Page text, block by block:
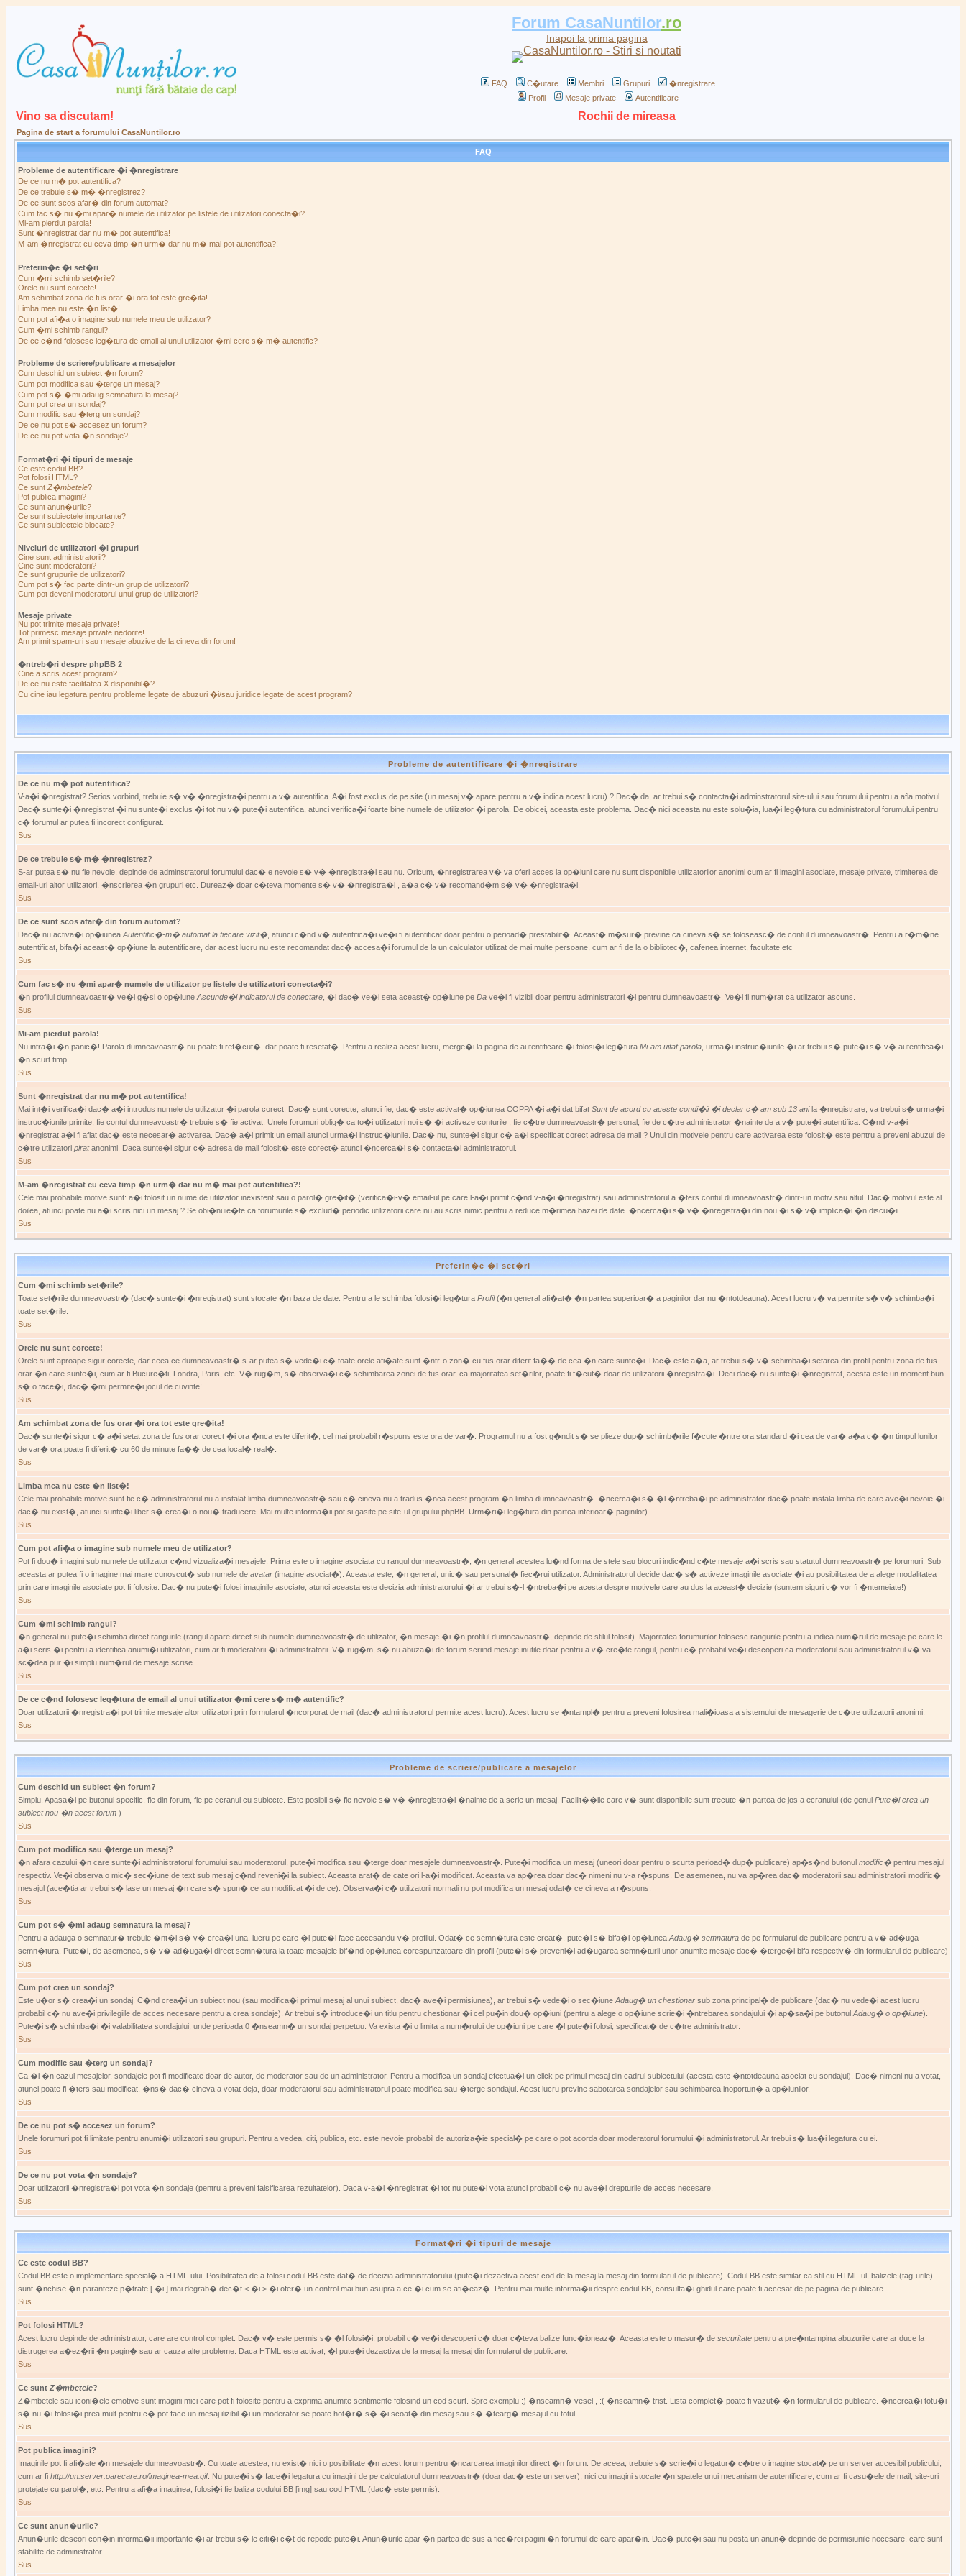
Forum CasaNuntilor.ro
Inapoi la prima pagina
FAQ C�utare Membri Grupuri
�nregistrare
Profil
Mesaje private Autentificare
Vino sa discutam! Rochii de mireasa
Pagina de start a forumului CasaNuntilor.ro
FAQ
Probleme de autentificare �i �nregistrare
De ce nu m� pot autentifica?
De ce trebuie s� m� �nregistrez?
De ce sunt scos afar� din forum automat?
Cum fac s� nu �mi apar� numele de utilizator pe listele de utilizatori conecta�i?
Mi-am pierdut parola!
Sunt �nregistrat dar nu m� pot autentifica!
M-am �nregistrat cu ceva timp �n urm� dar nu m� mai pot autentifica?!
Preferin�e �i set�ri
Cum �mi schimb set�rile?
Orele nu sunt corecte!
Am schimbat zona de fus orar �i ora tot este gre�ita!
Limba mea nu este �n list�!
Cum pot afi�a o imagine sub numele meu de utilizator?
Cum �mi schimb rangul?
De ce c�nd folosesc leg�tura de email al unui utilizator �mi cere s� m� autentific?
Probleme de scriere/publicare a mesajelor
Cum deschid un subiect �n forum?
Cum pot modifica sau �terge un mesaj?
Cum pot s� �mi adaug semnatura la mesaj?
Cum pot crea un sondaj?
Cum modific sau �terg un sondaj?
De ce nu pot s� accesez un forum?
De ce nu pot vota �n sondaje?
Format�ri �i tipuri de mesaje
Ce este codul BB?
Pot folosi HTML?
Ce sunt Z�mbetele?
Pot publica imagini?
Ce sunt anun�urile?
Ce sunt subiectele importante?
Ce sunt subiectele blocate?
Niveluri de utilizatori �i grupuri
Cine sunt administratorii?
Cine sunt moderatorii?
Ce sunt grupurile de utilizatori?
Cum pot s� fac parte dintr-un grup de utilizatori?
Cum pot deveni moderatorul unui grup de utilizatori?
Mesaje private
Nu pot trimite mesaje private!
Tot primesc mesaje private nedorite!
Am primit spam-uri sau mesaje abuzive de la cineva din forum!
�ntreb�ri despre phpBB 2
Cine a scris acest program?
De ce nu este facilitatea X disponibil�?
Cu cine iau legatura pentru probleme legate de abuzuri �i/sau juridice legate de acest program?
Probleme de autentificare �i �nregistrare
De ce nu m� pot autentifica?
V-a�i �nregistrat? Serios vorbind, trebuie s� v� �nregistra�i pentru a v� autentifica. A�i fost exclus de pe site (un mesaj v� apare pentru a v� indica acest lucru) ? Dac� da, ar trebui s� contacta�i adminstratorul site-ului sau forumului pentru a afla motivul.
Dac� sunte�i �nregistrat �i nu sunte�i exclus �i tot nu v� pute�i autentifica, atunci verifica�i foarte bine numele de utilizator �i parola. De obicei, aceasta este problema. Dac� nici aceasta nu este solu�ia, lua�i leg�tura cu administratorul forumului pentru
c� forumul ar putea fi incorect configurat.
Sus
De ce trebuie s� m� �nregistrez?
S-ar putea s� nu fie nevoie, depinde de adminstratorul forumului dac� e nevoie s� v� �nregistra�i sau nu. Oricum, �nregistrarea v� va oferi acces la op�iuni care nu sunt disponibile utilizatorilor anonimi cum ar fi imagini asociate, mesaje private, trimiterea de
email-uri altor utilizatori, �nscrierea �n grupuri etc. Dureaz� doar c�teva momente s� v� �nregistra�i , a�a c� v� recomand�m s� v� �nregistra�i.
Sus
De ce sunt scos afar� din forum automat?
Dac� nu activa�i op�iunea Autentific�-m� automat la fiecare vizit� , atunci c�nd v� autentifica�i ve�i fi autentificat doar pentru o perioad� prestabilit�. Aceast� m�sur� previne ca cineva s� se foloseasc� de contul dumneavoastr�. Pentru a r�m�ne
autentificat, bifa�i aceast� op�iune la autentificare, dar acest lucru nu este recomandat dac� accesa�i forumul de la un calculator utilizat de mai multe persoane, cum ar fi de la o bibliotec�, cafenea internet, facultate etc
Sus
Cum fac s� nu �mi apar� numele de utilizator pe listele de utilizatori conecta�i?
�n profilul dumneavoastr� ve�i g�si o op�iune Ascunde�i indicatorul de conectare , �i dac� ve�i seta aceast� op�iune pe Da ve�i fi vizibil doar pentru administratori �i pentru dumneavoastr�. Ve�i fi num�rat ca utilizator ascuns.
Sus
Mi-am pierdut parola!
Nu intra�i �n panic�! Parola dumneavoastr� nu poate fi ref�cut�, dar poate fi resetat�. Pentru a realiza acest lucru, merge�i la pagina de autentificare �i folosi�i leg�tura Mi-am uitat parola , urma�i instruc�iunile �i ar trebui s� pute�i s� v� autentifica�i
�n scurt timp.
Sus
Sunt �nregistrat dar nu m� pot autentifica!
Mai int�i verifica�i dac� a�i introdus numele de utilizator �i parola corect. Dac� sunt corecte, atunci fie, dac� este activat� op�iunea COPPA �i a�i dat bifat Sunt de acord cu aceste condi�ii �i declar c� am sub 13 anila �nregistrare, va trebui s� urma�i
instruc�iunile primite, fie contul dumneavoastr� trebuie s� fie activat. Unele forumuri oblig� ca to�i utilizatori noi s� �i activeze conturile , fie c�tre dumneavoastr� personal, fie de c�tre administrator �nainte de a v� pute�i autentifica. C�nd v-a�i
�nregistrat a�i fi aflat dac� este necesar� activarea. Dac� a�i primit un email atunci urma�i instruc�iunile. Dac� nu, sunte�i sigur c� a�i specificat corect adresa de mail ? Unul din motivele pentru care activarea este folosit� este pentru a preveni abuzul de
c�tre utilizatori piratanonimi. Daca sunte�i sigur c� adresa de mail folosit� este corect� atunci �ncerca�i s� contacta�i administratorul.
Sus
M-am �nregistrat cu ceva timp �n urm� dar nu m� mai pot autentifica?!
Cele mai probabile motive sunt: a�i folosit un nume de utilizator inexistent sau o parol� gre�it� (verifica�i-v� email-ul pe care l-a�i primit c�nd v-a�i �nregistrat) sau administratorul a �ters contul dumneavoastr� dintr-un motiv sau altul. Dac� motivul este al
doilea, atunci poate nu a�i scris nici un mesaj ? Se obi�nuie�te ca forumurile s� exclud� periodic utilizatorii care nu au scris nimic pentru a reduce m�rimea bazei de date. �ncerca�i s� v� �nregistra�i din nou �i s� v� implica�i �n discu�ii.
Sus
Preferin�e �i set�ri
Cum �mi schimb set�rile?
Toate set�rile dumneavoastr� (dac� sunte�i �nregistrat) sunt stocate �n baza de date. Pentru a le schimba folosi�i leg�tura Profil(�n general afi�at� �n partea superioar� a paginilor dar nu �ntotdeauna). Acest lucru v� va permite s� v� schimba�i
toate set�rile.
Sus
Orele nu sunt corecte!
Orele sunt aproape sigur corecte, dar ceea ce dumneavoastr� s-ar putea s� vede�i c� toate orele afi�ate sunt �ntr-o zon� cu fus orar diferit fa�� de cea �n care sunte�i. Dac� este a�a, ar trebui s� v� schimba�i setarea din profil pentru zona de fus
orar �n care sunte�i, cum ar fi Bucure�ti, Londra, Paris, etc. V� rug�m, s� observa�i c� schimbarea zonei de fus orar, ca majoritatea set�rilor, poate fi f�cut� doar de utilizatorii �nregistra�i. Deci dac� nu sunte�i �nregistrat, acesta este un moment bun
s� o face�i, dac� �mi permite�i jocul de cuvinte!
Sus
Am schimbat zona de fus orar �i ora tot este gre�ita!
Dac� sunte�i sigur c� a�i setat zona de fus orar corect �i ora �nca este diferit�, cel mai probabil r�spuns este ora de var�. Programul nu a fost g�ndit s� se plieze dup� schimb�rile f�cute �ntre ora standard �i cea de var� a�a c� �n timpul lunilor
de var� ora poate fi diferit� cu 60 de minute fa�� de cea local� real�.
Sus
Limba mea nu este �n list�!
Cele mai probabile motive sunt fie c� administratorul nu a instalat limba dumneavoastr� sau c� cineva nu a tradus �nca acest program �n limba dumneavoastr�. �ncerca�i s� �l �ntreba�i pe administrator dac� poate instala limba de care ave�i nevoie �i
dac� nu exist�, atunci sunte�i liber s� crea�i o nou� traducere. Mai multe informa�ii pot si gasite pe site-ul grupului phpBB. Urm�ri�i leg�tura din partea inferioar� paginilor)
Sus
Cum pot afi�a o imagine sub numele meu de utilizator?
Pot fi dou� imagini sub numele de utilizator c�nd vizualiza�i mesajele. Prima este o imagine asociata cu rangul dumneavoastr�, �n general acestea lu�nd forma de stele sau blocuri indic�nd c�te mesaje a�i scris sau statutul dumneavoastr� pe forumuri. Sub
aceasta ar putea fi o imagine mai mare cunoscut� sub numele de avatar (imagine asociat�). Aceasta este, �n general, unic� sau personal� fiec�rui utilizator. Administratorul decide dac� s� activeze imaginile asociate �i au posibilitatea de a alege modalitatea
prin care imaginile asociate pot fi folosite. Dac� nu pute�i folosi imaginile asociate, atunci aceasta este decizia administratorului �i ar trebui s�-l �ntreba�i pe acesta despre motivele care au dus la aceast� decizie (suntem siguri c� vor fi �ntemeiate!)
Sus
Cum �mi schimb rangul?
�n general nu pute�i schimba direct rangurile (rangul apare direct sub numele dumneavoastr� de utilizator, �n mesaje �i �n profilul dumneavoastr�, depinde de stilul folosit). Majoritatea forumurilor folosesc rangurile pentru a indica num�rul de mesaje pe care le-
a�i scris �i pentru a identifica anumi�i utilizatori, cum ar fi moderatorii �i administratorii. V� rug�m, s� nu abuza�i de forum scriind mesaje inutile doar pentru a v� cre�te rangul, pentru c� probabil ve�i descoperi ca moderatorul sau administratorul v� va
sc�dea pur �i simplu num�rul de mesaje scrise.
Sus
De ce c�nd folosesc leg�tura de email al unui utilizator �mi cere s� m� autentific?
Doar utilizatorii �nregistra�i pot trimite mesaje altor utilizatori prin formularul �ncorporat de mail (dac� administratorul permite acest lucru). Acest lucru se �ntampl� pentru a preveni folosirea mali�ioasa a sistemului de mesagerie de c�tre utilizatorii anonimi.
Sus
Probleme de scriere/publicare a mesajelor
Cum deschid un subiect �n forum?
Simplu. Apasa�i pe butonul specific, fie din forum, fie pe ecranul cu subiecte. Este posibil s� fie nevoie s� v� �nregistra�i �nainte de a scrie un mesaj. Facilit��ile care v� sunt disponibile sunt trecute �n partea de jos a ecranului (de genul Pute�i crea un
subiect nou �n acest forum )
Sus
Cum pot modifica sau �terge un mesaj?
�n afara cazului �n care sunte�i administratorul forumului sau moderatorul, pute�i modifica sau �terge doar mesajele dumneavoastr�. Pute�i modifica un mesaj (uneori doar pentru o scurta perioad� dup� publicare) ap�s�nd butonul modific� pentru mesajul
respectiv. Ve�i observa o mic� sec�iune de text sub mesaj c�nd reveni�i la subiect. Aceasta arat� de cate ori l-a�i modificat. Aceasta va ap�rea doar dac� nimeni nu v-a r�spuns. De asemenea, nu va ap�rea dac� moderatorii sau administratorii modific�
mesajul (ace�tia ar trebui s� lase un mesaj �n care s� spun� ce au modificat �i de ce). Observa�i c� utilizatorii normali nu pot modifica un mesaj odat� ce cineva a r�spuns.
Sus
Cum pot s� �mi adaug semnatura la mesaj?
Pentru a adauga o semnatur� trebuie �nt�i s� v� crea�i una, lucru pe care �l pute�i face accesandu-v� profilul. Odat� ce semn�tura este creat�, pute�i s� bifa�i op�iunea Adaug� semnatura de pe formularul de publicare pentru a v� ad�uga
semn�tura. Pute�i, de asemenea, s� v� ad�uga�i direct semn�tura la toate mesajele bif�nd op�iunea corespunzatoare din profil (pute�i s� preveni�i ad�ugarea semn�turii unor anumite mesaje dac� �terge�i bifa respectiv� din formularul de publicare)
Sus
Cum pot crea un sondaj?
Este u�or s� crea�i un sondaj. C�nd crea�i un subiect nou (sau modifica�i primul mesaj al unui subiect, dac� ave�i permisiunea), ar trebui s� vede�i o sec�iune Adaug� un chestionar sub zona principal� de publicare (dac� nu vede�i acest lucru
probabil c� nu ave�i privilegiile de acces necesare pentru a crea sondaje). Ar trebui s� introduce�i un titlu pentru chestionar �i cel pu�in dou� op�iuni (pentru a alege o op�iune scrie�i �ntrebarea sondajului �i ap�sa�i pe butonul Adaug� o op�iune).
Pute�i s� schimba�i �i valabilitatea sondajului, unde perioada 0 �nseamn� un sondaj perpetuu. Va exista �i o limita a num�rului de op�iuni pe care �l pute�i folosi, specificat� de c�tre administrator.
Sus
Cum modific sau �terg un sondaj?
Ca �i �n cazul mesajelor, sondajele pot fi modificate doar de autor, de moderator sau de un administrator. Pentru a modifica un sondaj efectua�i un click pe primul mesaj din cadrul subiectului (acesta este �ntotdeauna asociat cu sondajul). Dac� nimeni nu a votat,
atunci poate fi �ters sau modificat, �ns� dac� cineva a votat deja, doar moderatorul sau administratorul poate modifica sau �terge sondajul. Acest lucru previne sabotarea sondajelor sau schimbarea inoportun� a op�iunilor.
Sus
De ce nu pot s� accesez un forum?
Unele forumuri pot fi limitate pentru anumi�i utilizatori sau grupuri. Pentru a vedea, citi, publica, etc. este nevoie probabil de autoriza�ie special� pe care o pot acorda doar moderatorul forumului �i administratorul. Ar trebui s� lua�i legatura cu ei.
Sus
De ce nu pot vota �n sondaje?
Doar utilizatorii �nregistra�i pot vota �n sondaje (pentru a preveni falsificarea rezultatelor). Daca v-a�i �nregistrat �i tot nu pute�i vota atunci probabil c� nu ave�i drepturile de acces necesare.
Sus
Format�ri �i tipuri de mesaje
Ce este codul BB?
Codul BB este o implementare special� a HTML-ului. Posibilitatea de a folosi codul BB este dat� de decizia administratorului (pute�i dezactiva acest cod de la mesaj la mesaj din formularul de publicare). Codul BB este similar ca stil cu HTML-ul, balizele (tag-urile)
sunt �nchise �n paranteze p�trate [ �i ] mai degrab� dec�t < �i > �i ofer� un control mai bun asupra a ce �i cum se afi�eaz�. Pentru mai multe informa�ii despre codul BB, consulta�i ghidul care poate fi accesat de pe pagina de publicare.
Sus
Pot folosi HTML?
Acest lucru depinde de administrator, care are control complet. Dac� v� este permis s� �l folosi�i, probabil c� ve�i descoperi c� doar c�teva balize func�ioneaz�. Aceasta este o masur� de securitate pentru a pre�ntampina abuzurile care ar duce la
distrugerea a�ez�rii �n pagin� sau ar cauza alte probleme. Daca HTML este activat, �l pute�i dezactiva de la mesaj la mesaj din formularul de publicare.
Sus
Ce sunt Z�mbetele?
Z�mbetele sau iconi�ele emotive sunt imagini mici care pot fi folosite pentru a exprima anumite sentimente folosind un cod scurt. Spre exemplu :) �nseamn� vesel , :( �nseamn� trist. Lista complet� poate fi vazut� �n formularul de publicare. �ncerca�i totu�i
s� nu �i folosi�i prea mult pentru c� pot face un mesaj ilizibil �i un moderator se poate hot�r� s� �i scoat� din mesaj sau s� �tearg� mesajul cu totul.
Sus
Pot publica imagini?
Imaginile pot fi afi�ate �n mesajele dumneavoastr�. Cu toate acestea, nu exist� nici o posibilitate �n acest forum pentru �ncarcarea imaginilor direct �n forum. De aceea, trebuie s� scrie�i o legatur� c�tre o imagine stocat� pe un server accesibil publicului,
cum ar fi http://un.server.oarecare.ro/imaginea-mea.gif. Nu pute�i s� face�i legatura cu imagini de pe calculatorul dumneavoastr� (doar dac� este un server), nici cu imagini stocate �n spatele unui mecanism de autentificare, cum ar fi casu�ele de mail, site-uri
protejate cu parol�, etc. Pentru a afi�a imaginea, folosi�i fie baliza codului BB [img] sau cod HTML (dac� este permis).
Sus
Ce sunt anun�urile?
Anun�urile deseori con�in informa�ii importante �i ar trebui s� le citi�i c�t de repede pute�i. Anun�urile apar �n partea de sus a fiec�rei pagini �n forumul de care apar�in. Dac� pute�i sau nu posta un anun� depinde de permisiunile necesare, care sunt
stabilite de administrator.
Sus